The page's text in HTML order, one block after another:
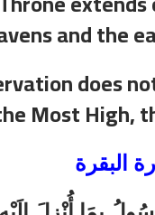
and the
does
Most High,
البقرة